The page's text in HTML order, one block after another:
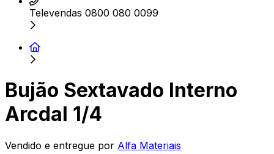
Televendas 0800 080 0099
Bujão Sextavado Interno
Arcdal 1/4
Vendido e entregue por Alfa Materiais